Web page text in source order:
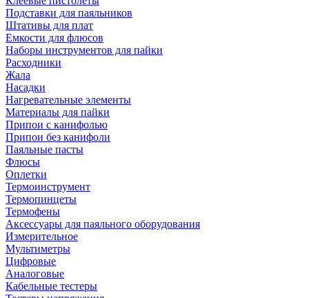
Подставки для паяльников
Штативы для плат
Емкости для флюсов
Наборы инструментов для пайки
Расходники
Жала
Насадки
Нагревательные элементы
Материалы для пайки
Припои с канифолью
Припои без канифоли
Паяльные пасты
Флюсы
Оплетки
Термоинструмент
Термопинцеты
Термофены
Аксессуары для паяльного оборудования
Измерительное
Мультиметры
Цифровые
Аналоговые
Кабельные тестеры